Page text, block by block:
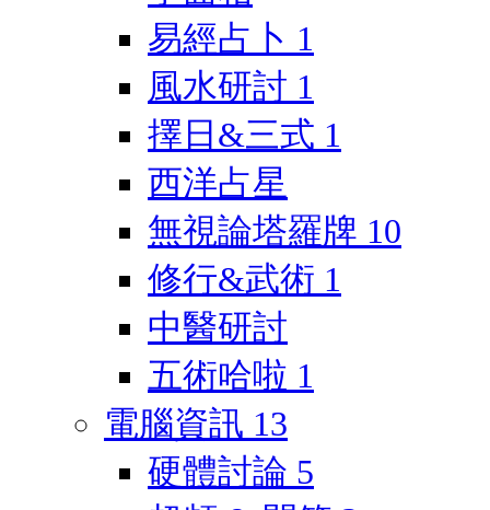
易經占卜 1
風水研討 1
擇日&三式 1
西洋占星
無視論塔羅牌 10
修行&武術 1
中醫研討
五術哈啦 1
電腦資訊 13
硬體討論 5